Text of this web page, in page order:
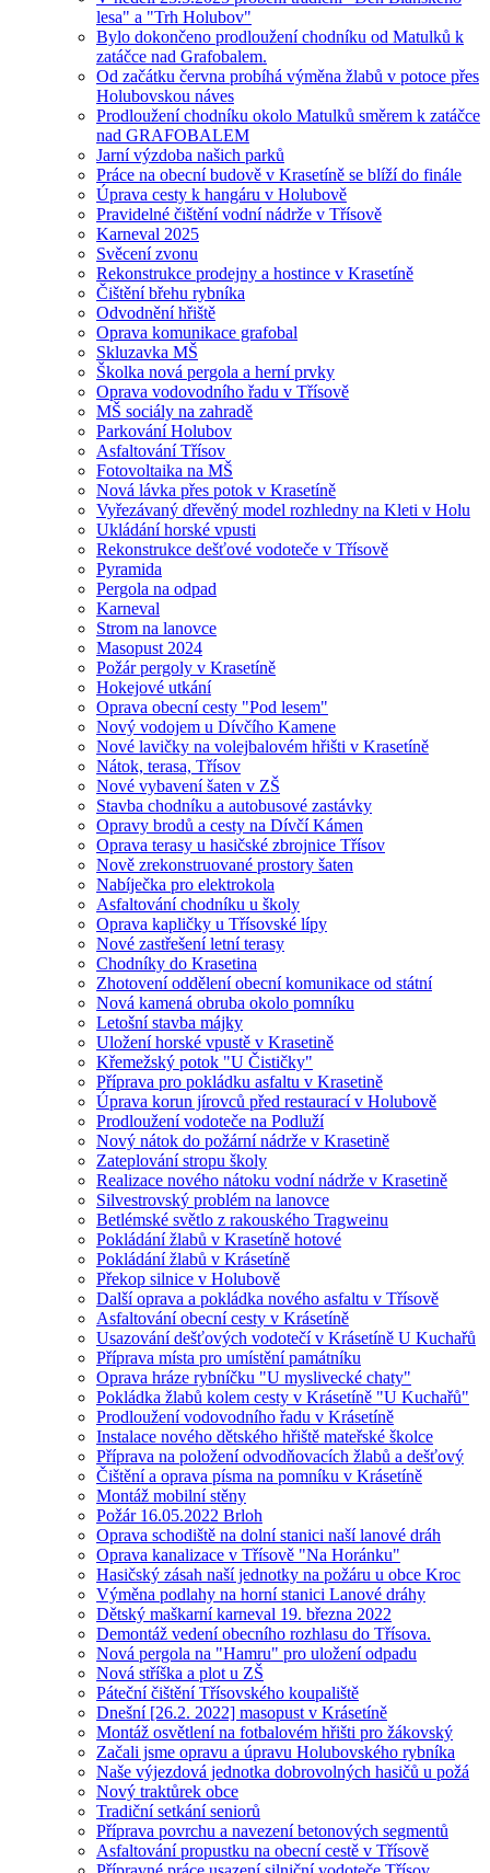
lesa" a "Trh Holubov"
Bylo dokončeno prodloužení chodníku od Matulků k
zatáčce nad Grafobalem.
Od začátku června probíhá výměna žlabů v potoce přes
Holubovskou náves
Prodloužení chodníku okolo Matulků směrem k zatáčce
nad GRAFOBALEM
Jarní výzdoba našich parků
Práce na obecní budově v Krasetíně se blíží do finále
Úprava cesty k hangáru v Holubově
Pravidelné čištění vodní nádrže v Třísově
Karneval 2025
Svěcení zvonu
Rekonstrukce prodejny a hostince v Krasetíně
Čištění břehu rybníka
Odvodnění hřiště
Oprava komunikace grafobal
Skluzavka MŠ
Školka nová pergola a herní prvky
Oprava vodovodního řadu v Třísově
MŠ sociály na zahradě
Parkování Holubov
Asfaltování Třísov
Fotovoltaika na MŠ
Nová lávka přes potok v Krasetíně
Vyřezávaný dřevěný model rozhledny na Kleti v Holu
Ukládání horské vpusti
Rekonstrukce dešťové vodoteče v Třísově
Pyramida
Pergola na odpad
Karneval
Strom na lanovce
Masopust 2024
Požár pergoly v Krasetíně
Hokejové utkání
Oprava obecní cesty "Pod lesem"
Nový vodojem u Dívčího Kamene
Nové lavičky na volejbalovém hřišti v Krasetíně
Nátok, terasa, Třísov
Nové vybavení šaten v ZŠ
Stavba chodníku a autobusové zastávky
Opravy brodů a cesty na Dívčí Kámen
Oprava terasy u hasičské zbrojnice Třísov
Nově zrekonstruované prostory šaten
Nabíječka pro elektrokola
Asfaltování chodníku u školy
Oprava kapličky u Třísovské lípy
Nové zastřešení letní terasy
Chodníky do Krasetina
Zhotovení oddělení obecní komunikace od státní
Nová kamená obruba okolo pomníku
Letošní stavba májky
Uložení horské vpustě v Krasetině
Křemežský potok "U Čističky"
Příprava pro pokládku asfaltu v Krasetině
Úprava korun jírovců před restaurací v Holubově
Prodloužení vodoteče na Podluží
Nový nátok do požární nádrže v Krasetině
Zateplování stropu školy
Realizace nového nátoku vodní nádrže v Krasetině
Silvestrovský problém na lanovce
Betlémské světlo z rakouského Tragweinu
Pokládání žlabů v Krasetíně hotové
Pokládání žlabů v Krásetíně
Překop silnice v Holubově
Další oprava a pokládka nového asfaltu v Třísově
Asfaltování obecní cesty v Krásetíně
Usazování dešťových vodotečí v Krásetíně U Kuchařů
Příprava místa pro umístění památníku
Oprava hráze rybníčku "U myslivecké chaty"
Pokládka žlabů kolem cesty v Krásetíně "U Kuchařů"
Prodloužení vodovodního řadu v Krásetíně
Instalace nového dětského hřiště mateřské školce
Příprava na položení odvodňovacích žlabů a dešťový
Čištění a oprava písma na pomníku v Krásetíně
Montáž mobilní stěny
Požár 16.05.2022 Brloh
Oprava schodiště na dolní stanici naší lanové dráh
Oprava kanalizace v Třísově "Na Horánku"
Hasičský zásah naší jednotky na požáru u obce Kroc
Výměna podlahy na horní stanici Lanové dráhy
Dětský maškarní karneval 19. března 2022
Demontáž vedení obecního rozhlasu do Třísova.
Nová pergola na "Hamru" pro uložení odpadu
Nová stříška a plot u ZŠ
Páteční čištění Třísovského koupaliště
Dnešní [26.2. 2022] masopust v Krásetíně
Montáž osvětlení na fotbalovém hřišti pro žákovský
Začali jsme opravu a úpravu Holubovského rybníka
Naše výjezdová jednotka dobrovolných hasičů u požá
Nový traktůrek obce
Tradiční setkání seniorů
Příprava povrchu a navezení betonových segmentů
Asfaltování propustku na obecní cestě v Třísově